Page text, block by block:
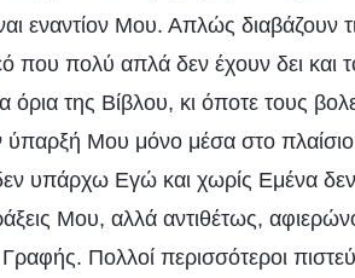
εναντίον Μου. Απλώς διαβάζουν
που πολύ απλά δεν έχουν δει και
της Βίβλου, κι όποτε τους
ύπαρξή Μου μόνο μέσα στο
υπάρχω Εγώ και χωρίς Εμένα
Μου, αλλά αντιθέτως,
Πολλοί περισσότεροι